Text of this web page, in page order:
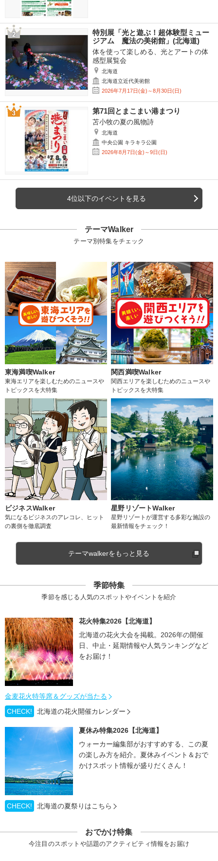
特別展「光と遊ぶ！超体験型ミュー
ジアム 魔法の美術館」(北海道)
体を使って楽しめる、光とアートの体
感型展覧会
北海道
北海道立近代美術館
2026年7月17日(金)～8月30日(日)
第71回とまこまい港まつり
苫小牧の夏の風物詩
北海道
中央公園 キラキラ公園
2026年8月7日(金)～9日(日)
4位以下のイベントを見る
テーマWalker
テーマ別特集をチェック
東海満喫Walker
東海エリアを楽しむためのニュースや
トピックスを大特集
関西満喫Walker
関西エリアを楽しむためのニュースや
トピックスを大特集
ビジネスWalker
気になるビジネスのアレコレ、ヒット
の裏側を徹底調査
星野リゾートWalker
星野リゾートが運営する多彩な施設の
最新情報をチェック！
テーマwalkerをもっと見る
季節特集
季節を感じる人気のスポットやイベントを紹介
花火特集2026【北海道】
北海道の花火大会を掲載。2026年の開催
日、中止・延期情報や人気ランキングなど
をお届け！
金麦花火特等席＆グッズが当たる
CHECK!
北海道の花火開催カレンダー
夏休み特集2026【北海道】
ウォーカー編集部がおすすめする、この夏
の楽しみ方を紹介。夏休みイベント＆おで
かけスポット情報が盛りだくさん！
CHECK! 北海道の夏祭りはこちら
おでかけ特集
今注目のスポットや話題のアクティビティ情報をお届け